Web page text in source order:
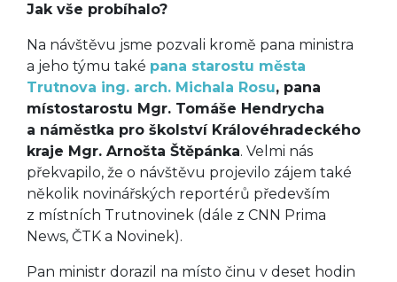
Jak vše probíhalo?
Na návštěvu jsme pozvali kromě pana ministra
a jeho týmu také pana starostu města
Trutnova ing. arch. Michala Rosu, pana
místostarostu Mgr. Tomáše Hendrycha
a náměstka pro školství Královéhradeckého
kraje Mgr. Arnošta Štěpánka. Velmi nás
překvapilo, že o návštěvu projevilo zájem také
několik novinářských reportérů především
z místních Trutnovinek (dále z CNN Prima
News, ČTK a Novinek).
Pan ministr dorazil na místo činu v deset hodin